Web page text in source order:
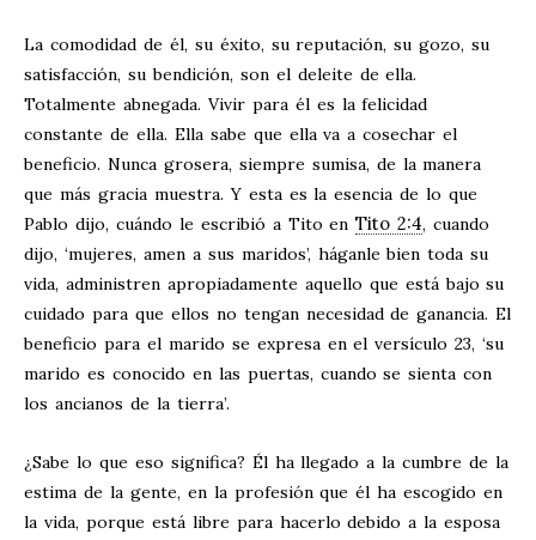
La comodidad de él, su éxito, su reputación, su gozo, su
satisfacción, su bendición, son el deleite de ella.
Totalmente abnegada. Vivir para él es la felicidad
constante de ella. Ella sabe que ella va a cosechar el
beneficio. Nunca grosera, siempre sumisa, de la manera
que más gracia muestra. Y esta es la esencia de lo que
Pablo dijo, cuándo le escribió a Tito enTito 2:4, cuando
dijo, ‘mujeres, amen a sus maridos’, háganle bien toda su
vida, administren apropiadamente aquello que está bajo su
cuidado para que ellos no tengan necesidad de ganancia. El
beneficio para el marido se expresa en el versículo 23, ‘su
marido es conocido en las puertas, cuando se sienta con
los ancianos de la tierra’.
¿Sabe lo que eso significa? Él ha llegado a la cumbre de la
estima de la gente, en la profesión que él ha escogido en
la vida, porque está libre para hacerlo debido a la esposa